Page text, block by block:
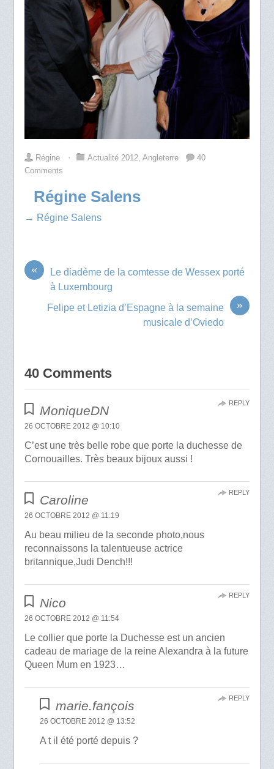
Régine ⋅ Actualité 2012, Angleterre
40
Comments
Régine Salens
→ Régine Salens
«
Le diadème de la comtesse de Wessex porté
à Luxembourg
»
Felipe et Letizia d’Espagne à la semaine
musicale d’Oviedo
40 Comments
MoniqueDN
26 OCTOBRE 2012 @ 10:10
C’est une très belle robe que porte la duchesse de
Cornouailles. Très beaux bijoux aussi !
REPLY
Caroline
26 OCTOBRE 2012 @ 11:19
Au beau milieu de la seconde photo,nous
reconnaissons la talentueuse actrice
britannique,Judi Dench!!!
REPLY
Nico
26 OCTOBRE 2012 @ 11:54
Le collier que porte la Duchesse est un ancien
cadeau de mariage de la reine Alexandra à la future
Queen Mum en 1923…
REPLY
marie.fançois
26 OCTOBRE 2012 @ 13:52
A t il été porté depuis ?
REPLY